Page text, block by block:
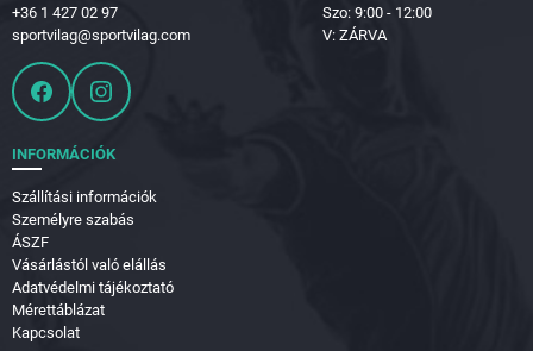
+36 1 427 02 97
sportvilag@sportvilag.com
Szo: 9:00 - 12:00
V: ZÁRVA
INFORMÁCIÓK
Szállítási információk
Személyre szabás
ÁSZF
Vásárlástól való elállás
Adatvédelmi tájékoztató
Mérettáblázat
Kapcsolat